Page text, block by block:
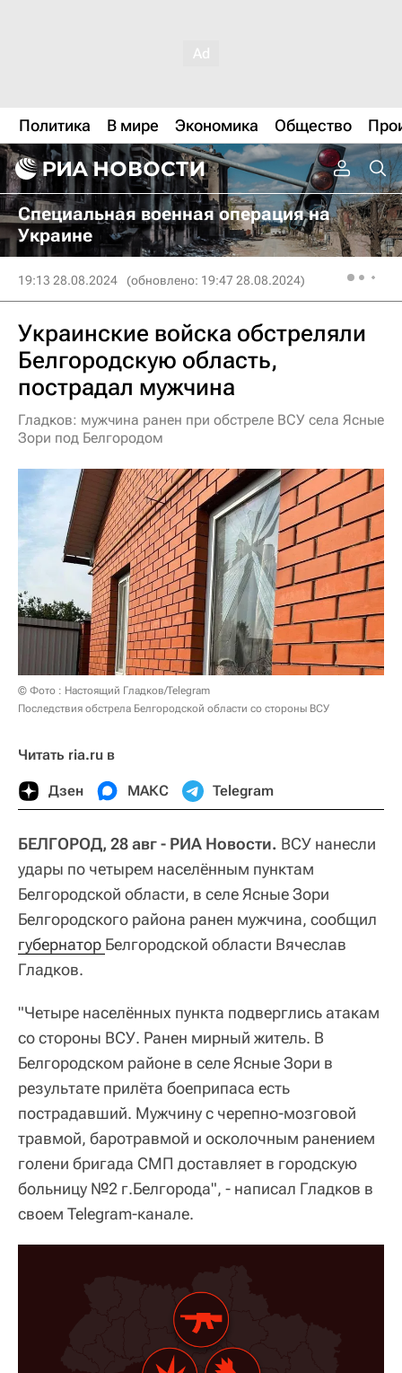
Политика В мире Экономика Общество
Специальная военная операция на
Украине
19:13 28.08.2024 (обновлено: 19:47 28.08.2024)
Украинские войска обстреляли
Белгородскую область,
пострадал мужчина
Гладков: мужчина ранен при обстреле ВСУ села Ясные
Зори под Белгородом
© Фото : Настоящий Гладков/Telegram
Последствия обстрела Белгородской области со стороны ВСУ
Читать ria.ru в
Дзен МАКС Telegram
БЕЛГОРОД, 28 авг - РИА Новости. ВСУ нанесли
удары по четырем населённым пунктам
Белгородской области, в селе Ясные Зори
Белгородского района ранен мужчина, сообщил
губернатор Белгородской области Вячеслав
Гладков.
"Четыре населённых пункта подверглись атакам
со стороны ВСУ. Ранен мирный житель. В
Белгородском районе в селе Ясные Зори в
результате прилёта боеприпаса есть
пострадавший. Мужчину с черепно-мозговой
травмой, баротравмой и осколочным ранением
голени бригада СМП доставляет в городскую
больницу №2 г.Белгорода", - написал Гладков в
своем Telegram-канале.